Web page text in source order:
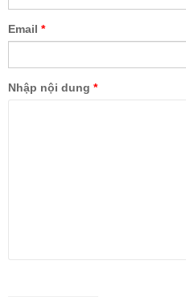
Email *
Nhập nội dung *